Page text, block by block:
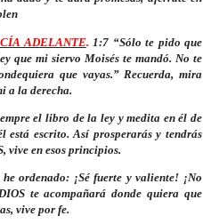
ADELANTE. 1:7 “Sólo te pido que
que mi siervo Moisés te mandó. No te
que vayas.” Recuerda, mira
a la derecha.
el libro de la ley y medita en él de
escrito. Así prosperarás y tendrás
vive en esos principios.
ordenado: ¡Sé fuerte y valiente! ¡No
te acompañará donde quiera que
vive por fe.